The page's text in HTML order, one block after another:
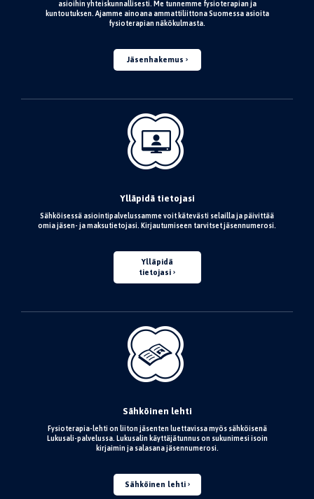
asioihin yhteiskunnallisesti. Me tunnemme fysioterapian ja
kuntoutuksen. Ajamme ainoana ammattiliittona Suomessa asioita
fysioterapian näkökulmasta.
Jäsenhakemus
Ylläpidä tietojasi
Sähköisessä asiointipalvelussamme voit kätevästi selailla ja päivittää
omia jäsen- ja maksutietojasi. Kirjautumiseen tarvitset jäsennumerosi.
Ylläpidä
tietojasi
Sähköinen lehti
Fysioterapia-lehti on liiton jäsenten luettavissa myös sähköisenä
Lukusali-palvelussa. Lukusalin käyttäjätunnus on sukunimesi isoin
kirjaimin ja salasana jäsennumerosi.
Sähköinen lehti